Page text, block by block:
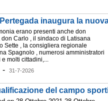
inaugura la
erano presenti anche don
don Carlo , il sindaco di Latisana
Sette , la consigliera regionale
Spagnolo , numerosi amministratori
molti cittadini,...
- 31-7-2026
del campo